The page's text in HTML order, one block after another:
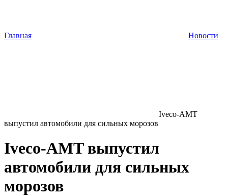
Главная Новости
Iveco-AMT
выпустил автомобили для сильных морозов
Iveco-AMT выпустил
автомобили для сильных
морозов